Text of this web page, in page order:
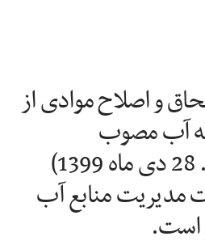
و اصلاح موادی از
آب مصوب
1361(ویرایش اول. 28 دی ماه 1399)
مدیریت منابع آب
است.